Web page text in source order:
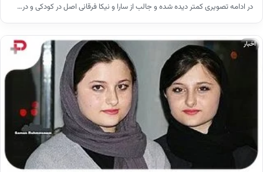
در ادامه تصویری کمتر دیده شده و جالب از سارا و نیکا فرقانی اصل در کودکی و در…
اخبار